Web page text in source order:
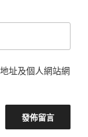
址及個人網站網